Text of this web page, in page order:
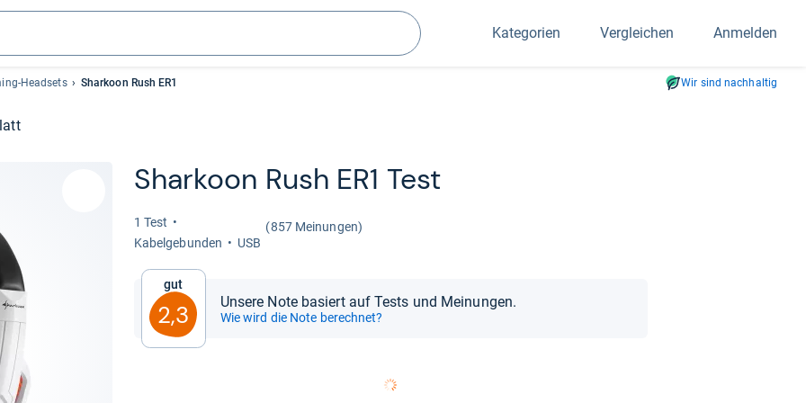
Suchen
Kategorien Vergleichen Anmelden
Headsets Sharkoon Rush ER1 Wir sind nachhaltig
Shar­koon Rush ER1 Test
1 Test
(857 Meinungen)
Kabel­ge­bun­den
USB
Gut
2,3 Unsere Note basiert auf Tests und Meinungen.
Wie wird die Note berechnet?